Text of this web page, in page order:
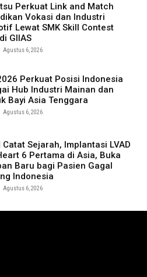
Perkuat Link and Match
Vokasi dan Industri
Lewat SMK Skill Contest
GIIAS
Agustus 6, 2026
Perkuat Posisi Indonesia
Hub Industri Mainan dan
Bayi Asia Tenggara
Agustus 6, 2026
Catat Sejarah, Implantasi LVAD
6 Pertama di Asia, Buka
Baru bagi Pasien Gagal
Indonesia
Agustus 6, 2026